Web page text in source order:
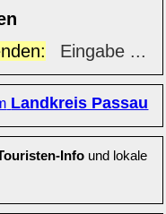
Eingabe ...
Landkreis Passau
Info und lokale